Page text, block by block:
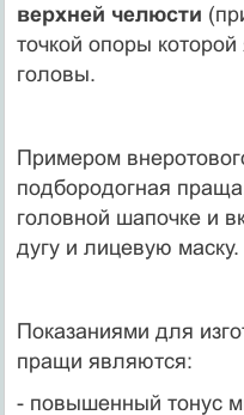
верхней челюсти
точкой опоры
головы.
Примером
подбородогная
головной шапочке и
дугу и лицевую маску.
Показаниями для
пращи являются:
- повышенный тонус